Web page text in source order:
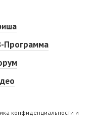
Программа
конфиденциальности и